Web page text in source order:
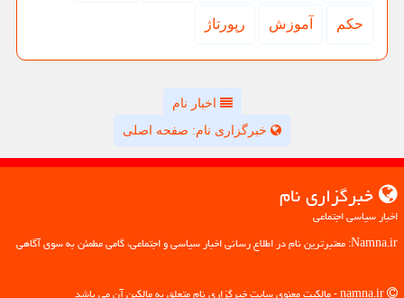
حكم آموزش رپورتاژ
اخبار نام
خبرگزاری نام: صفحه اصلی
خبرگزاری نام
اخبار سیاسی اجتماعی
Namna.ir: معتبرترین نام در اطلاع رسانی اخبار سیاسی و اجتماعی، گامی مطمئن به سوی آگاهی